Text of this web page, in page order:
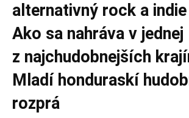
alternativný rock a
Ako sa nahráva v jednej
z najchudobnejších
Mladí honduraskí
rozprá